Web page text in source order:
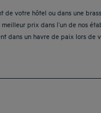
votre hôtel ou dans une
prix dans l’un de nos
dans un havre de paix lors de